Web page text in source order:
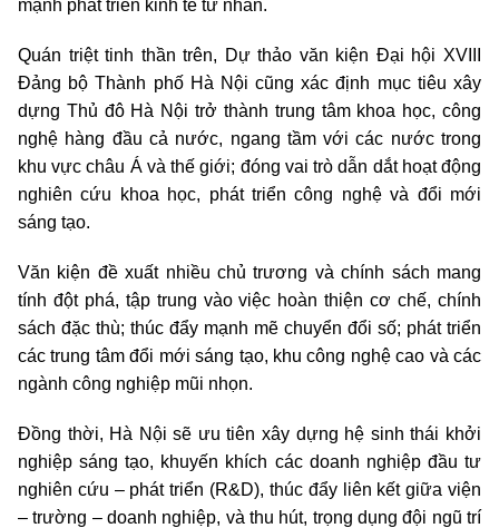
mạnh phát triển kinh tế tư nhân.
Quán triệt tinh thần trên, Dự thảo văn kiện Đại hội XVIII
Đảng bộ Thành phố Hà Nội cũng xác định mục tiêu xây
dựng Thủ đô Hà Nội trở thành trung tâm khoa học, công
nghệ hàng đầu cả nước, ngang tầm với các nước trong
khu vực châu Á và thế giới; đóng vai trò dẫn dắt hoạt động
nghiên cứu khoa học, phát triển công nghệ và đổi mới
sáng tạo.
Văn kiện đề xuất nhiều chủ trương và chính sách mang
tính đột phá, tập trung vào việc hoàn thiện cơ chế, chính
sách đặc thù; thúc đẩy mạnh mẽ chuyển đổi số; phát triển
các trung tâm đổi mới sáng tạo, khu công nghệ cao và các
ngành công nghiệp mũi nhọn.
Đồng thời, Hà Nội sẽ ưu tiên xây dựng hệ sinh thái khởi
nghiệp sáng tạo, khuyến khích các doanh nghiệp đầu tư
nghiên cứu – phát triển (R&D), thúc đẩy liên kết giữa viện
– trường – doanh nghiệp, và thu hút, trọng dụng đội ngũ trí